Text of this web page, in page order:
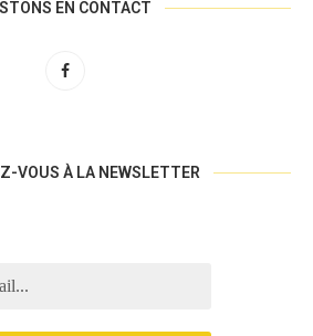
EN CONTACT
VOUS À LA NEWSLETTER